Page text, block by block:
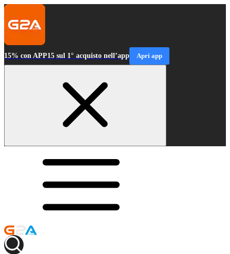
15% con APP15 sul 1° acquisto nell’app Apri app